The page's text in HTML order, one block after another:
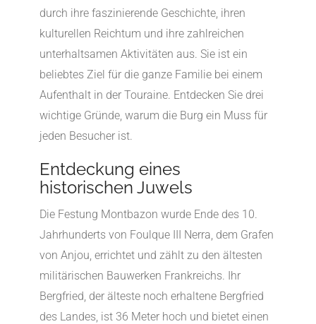
durch ihre faszinierende Geschichte, ihren
kulturellen Reichtum und ihre zahlreichen
unterhaltsamen Aktivitäten aus. Sie ist ein
beliebtes Ziel für die ganze Familie bei einem
Aufenthalt in der Touraine. Entdecken Sie drei
wichtige Gründe, warum die Burg ein Muss für
jeden Besucher ist.
Entdeckung eines
historischen Juwels
Die Festung Montbazon wurde Ende des 10.
Jahrhunderts von Foulque III Nerra, dem Grafen
von Anjou, errichtet und zählt zu den ältesten
militärischen Bauwerken Frankreichs. Ihr
Bergfried, der älteste noch erhaltene Bergfried
des Landes, ist 36 Meter hoch und bietet einen